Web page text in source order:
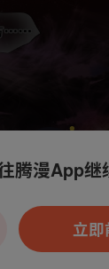
持App阅读，可
户7天免费看
腾漫App继
立即